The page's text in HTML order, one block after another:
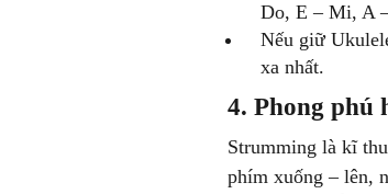
Do, E – Mi, A
Nếu giữ
xa nhất.
4. Phong phú
Strumming là kĩ
phím xuống – lên,